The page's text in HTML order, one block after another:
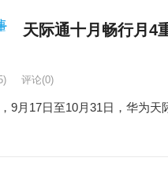
天际通十月畅行月4
评论(0)
9月17日至10月31日，华为